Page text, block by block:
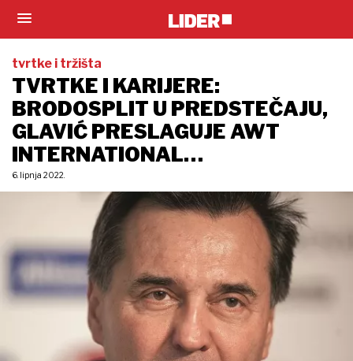
tvrtke i tržišta
TVRTKE I KARIJERE:
BRODOSPLIT U PREDSTEČAJU,
GLAVIĆ PRESLAGUJE AWT
INTERNATIONAL…
6. lipnja 2022.